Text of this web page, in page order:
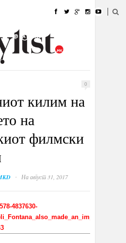
УБАВИНА
@РАБОТА
0
килим на
на
филмски
· На август 31, 2017